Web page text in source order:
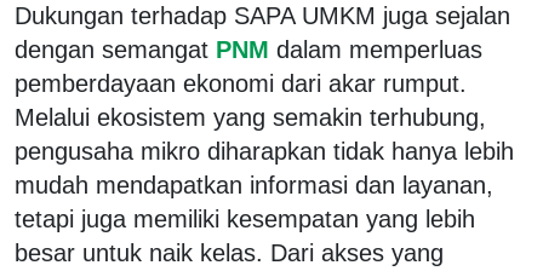
Dukungan terhadap SAPA UMKM juga sejalan
dengan semangat PNM dalam memperluas
pemberdayaan ekonomi dari akar rumput.
Melalui ekosistem yang semakin terhubung,
pengusaha mikro diharapkan tidak hanya lebih
mudah mendapatkan informasi dan layanan,
tetapi juga memiliki kesempatan yang lebih
besar untuk naik kelas. Dari akses yang